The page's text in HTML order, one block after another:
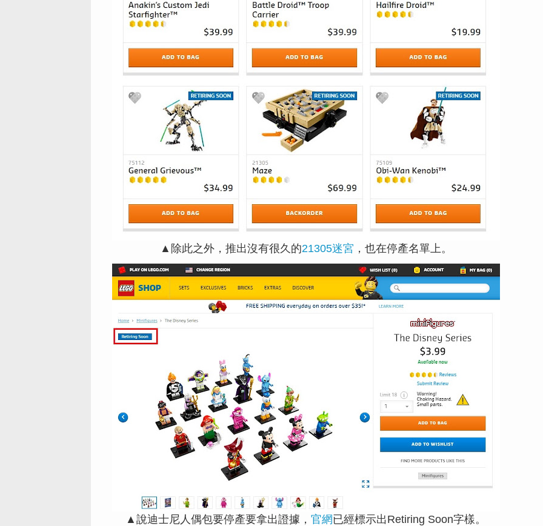
▲除此之外，推出沒有很久的21305迷宮 ，也在停產名單上。
▲說迪士尼人偶包要停產要拿出證據，官網已經標示出Retiring Soon字樣。